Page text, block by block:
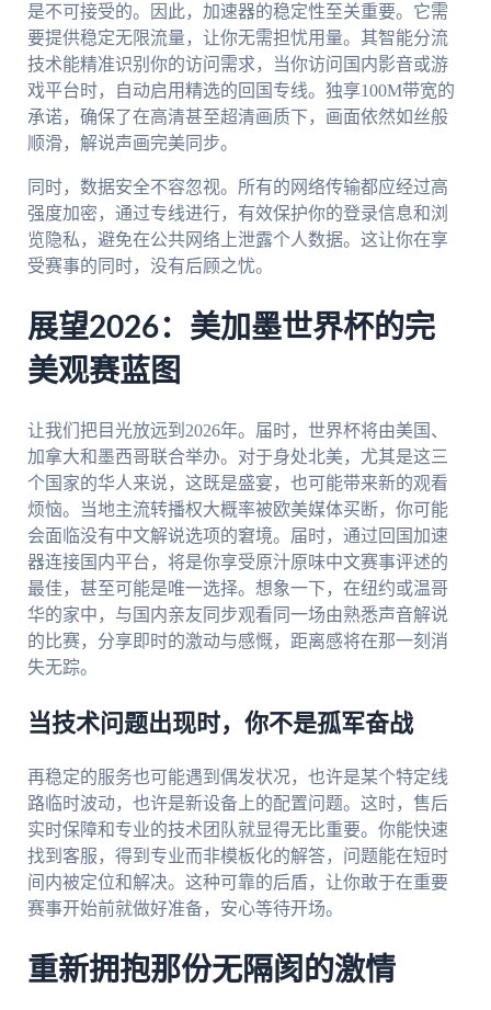
是不可接受的。因此，加速器的稳定性至关重要。它需
要提供稳定无限流量，让你无需担忧用量。其智能分流
技术能精准识别你的访问需求，当你访问国内影音或游
戏平台时，自动启用精选的回国专线。独享100M带宽的
承诺，确保了在高清甚至超清画质下，画面依然如丝般
顺滑，解说声画完美同步。
同时，数据安全不容忽视。所有的网络传输都应经过高
强度加密，通过专线进行，有效保护你的登录信息和浏
览隐私，避免在公共网络上泄露个人数据。这让你在享
受赛事的同时，没有后顾之忧。
展望2026：美加墨世界杯的完
美观赛蓝图
让我们把目光放远到2026年。届时，世界杯将由美国、
加拿大和墨西哥联合举办。对于身处北美，尤其是这三
个国家的华人来说，这既是盛宴，也可能带来新的观看
烦恼。当地主流转播权大概率被欧美媒体买断，你可能
会面临没有中文解说选项的窘境。届时，通过回国加速
器连接国内平台，将是你享受原汁原味中文赛事评述的
最佳，甚至可能是唯一选择。想象一下，在纽约或温哥
华的家中，与国内亲友同步观看同一场由熟悉声音解说
的比赛，分享即时的激动与感慨，距离感将在那一刻消
失无踪。
当技术问题出现时，你不是孤军奋战
再稳定的服务也可能遇到偶发状况，也许是某个特定线
路临时波动，也许是新设备上的配置问题。这时，售后
实时保障和专业的技术团队就显得无比重要。你能快速
找到客服，得到专业而非模板化的解答，问题能在短时
间内被定位和解决。这种可靠的后盾，让你敢于在重要
赛事开始前就做好准备，安心等待开场。
重新拥抱那份无隔阂的激情